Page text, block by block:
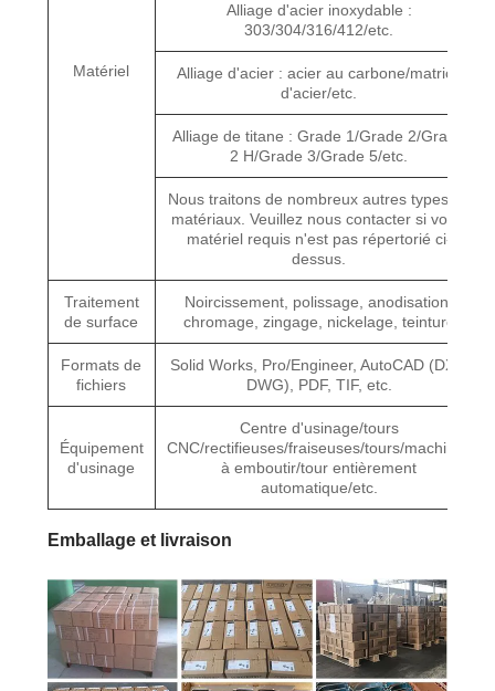
Matériel
Alliage d'acier inoxydable :
303/304/316/412/etc.
Alliage d'acier : acier au carbone/matrice
d'acier/etc.
Alliage de titane : Grade 1/Grade 2/Grade
2 H/Grade 3/Grade 5/etc.
Nous traitons de nombreux autres types de
matériaux. Veuillez nous contacter si votre
matériel requis n'est pas répertorié ci-
dessus.
Traitement
de surface
Noircissement, polissage, anodisation,
chromage, zingage, nickelage, teinture
Formats de
fichiers
Solid Works, Pro/Engineer, AutoCAD (DXF,
DWG), PDF, TIF, etc.
Équipement
d'usinage
Centre d'usinage/tours
CNC/rectifieuses/fraiseuses/tours/machines
à emboutir/tour entièrement
automatique/etc.
Emballage et livraison